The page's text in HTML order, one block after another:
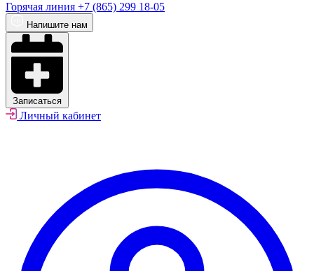
Горячая линия +7 (865) 299 18-05
Напишите нам
Записаться
Личный кабинет